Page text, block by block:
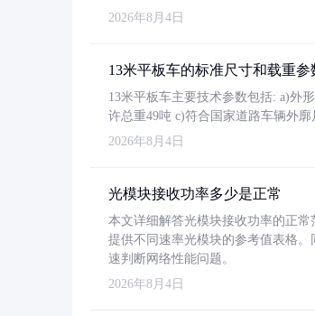
2026年8月4日
13米平板车的标准尺寸和载重参
13米平板车主要技术参数包括: a)外
许总重49吨 c)符合国家道路车辆外
2026年8月4日
光模块接收功率多少是正常
本文详细解答光模块接收功率的正
提供不同速率光模块的参考值表格
速判断网络性能问题。
2026年8月4日